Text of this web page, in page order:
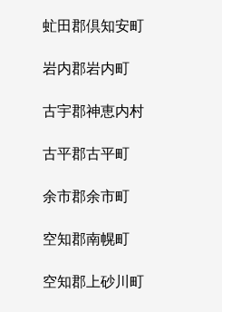
虻田郡倶知安町
岩内郡岩内町
古宇郡神恵内村
古平郡古平町
余市郡余市町
空知郡南幌町
空知郡上砂川町